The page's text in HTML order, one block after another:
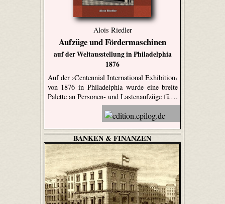
Alois Riedler
Aufzüge und Fördermaschinen
auf der Weltausstellung in Philadelphia
1876
Auf der ›Centennial International Exhibition‹
von 1876 in Philadelphia wurde eine breite
Palette an Personen- und Lastenaufzüge fü …
BANKEN & FINANZEN